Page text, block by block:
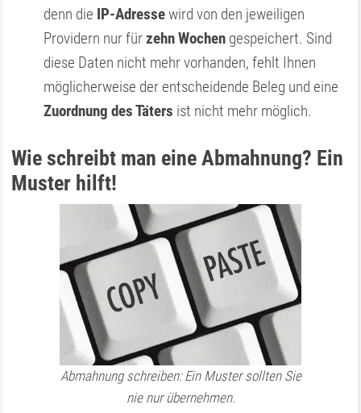
denn die IP-Adressewird von den jeweiligen
Providern nur fürzehn Wochen gespeichert. Sind
diese Daten nicht mehr vorhanden, fehlt Ihnen
möglicherweise der entscheidende Beleg und eine
Zuordnung des Täters ist nicht mehr möglich.
Wie schreibt man eine Abmahnung? Ein
Muster hilft!
Abmahnung schreiben: Ein Muster sollten Sie
nie nur übernehmen.